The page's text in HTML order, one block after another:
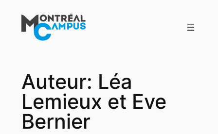
contenu
Auteur: Léa
Lemieux et Eve
Bernier